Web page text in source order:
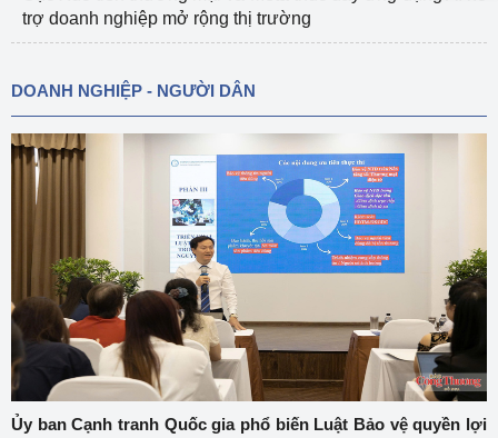
trợ doanh nghiệp mở rộng thị trường
DOANH NGHIỆP - NGƯỜI DÂN
Ủy ban Cạnh tranh Quốc gia phổ biến Luật Bảo vệ quyền lợi